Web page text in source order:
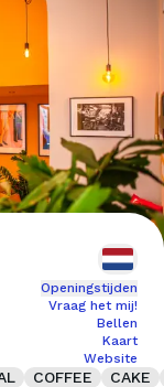
Openingstijden
Vraag het mij!
Bellen
Kaart
Website
COFFEE CAKE